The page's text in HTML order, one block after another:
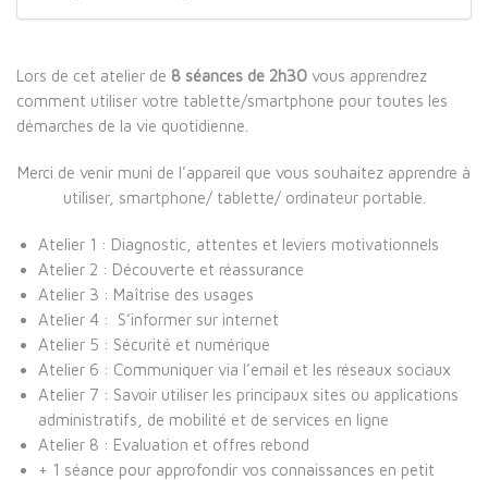
Lors de cet atelier de 8 séances de 2h30 vous apprendrez
comment utiliser votre tablette/smartphone pour toutes les
démarches de la vie quotidienne.
Merci de venir muni de l’appareil que vous souhaitez apprendre à
utiliser, smartphone/ tablette/ ordinateur portable.
Atelier 1 : Diagnostic, attentes et leviers motivationnels
Atelier 2 : Découverte et réassurance
Atelier 3 : Maîtrise des usages
Atelier 4 : S’informer sur internet
Atelier 5 : Sécurité et numérique
Atelier 6 : Communiquer via l’email et les réseaux sociaux
Atelier 7 : Savoir utiliser les principaux sites ou applications
administratifs, de mobilité et de services en ligne
Atelier 8 : Evaluation et offres rebond
+ 1 séance pour approfondir vos connaissances en petit